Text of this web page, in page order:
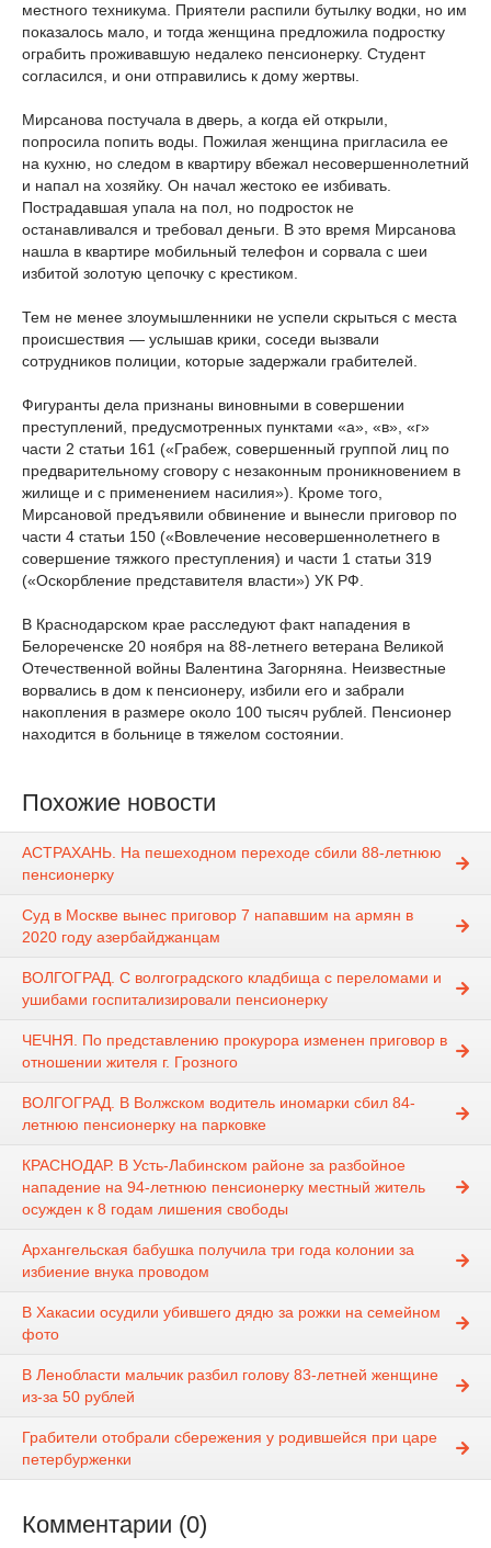
местного техникума. Приятели распили бутылку водки, но им
показалось мало, и тогда женщина предложила подростку
ограбить проживавшую недалеко пенсионерку. Студент
согласился, и они отправились к дому жертвы.
Мирсанова постучала в дверь, а когда ей открыли,
попросила попить воды. Пожилая женщина пригласила ее
на кухню, но следом в квартиру вбежал несовершеннолетний
и напал на хозяйку. Он начал жестоко ее избивать.
Пострадавшая упала на пол, но подросток не
останавливался и требовал деньги. В это время Мирсанова
нашла в квартире мобильный телефон и сорвала с шеи
избитой золотую цепочку с крестиком.
Тем не менее злоумышленники не успели скрыться с места
происшествия — услышав крики, соседи вызвали
сотрудников полиции, которые задержали грабителей.
Фигуранты дела признаны виновными в совершении
преступлений, предусмотренных пунктами «а», «в», «г»
части 2 статьи 161 («Грабеж, совершенный группой лиц по
предварительному сговору с незаконным проникновением в
жилище и с применением насилия»). Кроме того,
Мирсановой предъявили обвинение и вынесли приговор по
части 4 статьи 150 («Вовлечение несовершеннолетнего в
совершение тяжкого преступления) и части 1 статьи 319
(«Оскорбление представителя власти») УК РФ.
В Краснодарском крае расследуют факт нападения в
Белореченске 20 ноября на 88-летнего ветерана Великой
Отечественной войны Валентина Загорняна. Неизвестные
ворвались в дом к пенсионеру, избили его и забрали
накопления в размере около 100 тысяч рублей. Пенсионер
находится в больнице в тяжелом состоянии.
Похожие новости
АСТРАХАНЬ. На пешеходном переходе сбили 88-летнюю
пенсионерку
Суд в Москве вынес приговор 7 напавшим на армян в
2020 году азербайджанцам
ВОЛГОГРАД. С волгоградского кладбища с переломами и
ушибами госпитализировали пенсионерку
ЧЕЧНЯ. По представлению прокурора изменен приговор в
отношении жителя г. Грозного
ВОЛГОГРАД. В Волжском водитель иномарки сбил 84-
летнюю пенсионерку на парковке
КРАСНОДАР. В Усть-Лабинском районе за разбойное
нападение на 94-летнюю пенсионерку местный житель
осужден к 8 годам лишения свободы
Архангельская бабушка получила три года колонии за
избиение внука проводом
В Хакасии осудили убившего дядю за рожки на семейном
фото
В Ленобласти мальчик разбил голову 83-летней женщине
из-за 50 рублей
Грабители отобрали сбережения у родившейся при царе
петербурженки
Комментарии (0)